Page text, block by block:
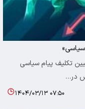
سیاسی»
تعیین تکلیف پیام سیاسی
در…
۱۴۰۴/۰۳/۱۳ ۰۷:۵۰